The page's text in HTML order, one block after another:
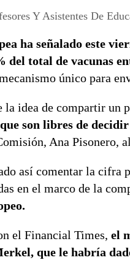
Y Asistentes De
ha señalado este
total de vacunas
único para
la idea de compartir un
son libres de
Ana Pisonero,
así comentar la cifra
en el marco de la
el Financial Times, el
que le habría